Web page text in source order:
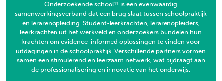
Onderzoekende school?! is een evenwaardig
samenwerkingsverband dat een brug slaat tussen schoolpraktijk
en lerarenopleiding. Student-leerkrachten, lerarenopleiders,
leerkrachten uit het werkveld en onderzoekers bundelen hun
krachten om evidence-informed oplossingen te vinden voor
uitdagingen in de schoolpraktijk. Verschillende partners vormen
samen een stimulerend en leerzaam netwerk, wat bijdraagt aan
de professionalisering en innovatie van het onderwijs.